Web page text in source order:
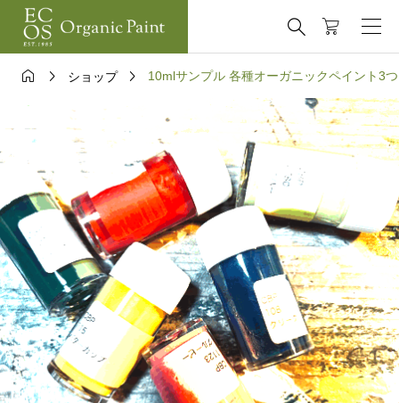

  ショップ  10mlサンプル 各種オーガニックペイント3